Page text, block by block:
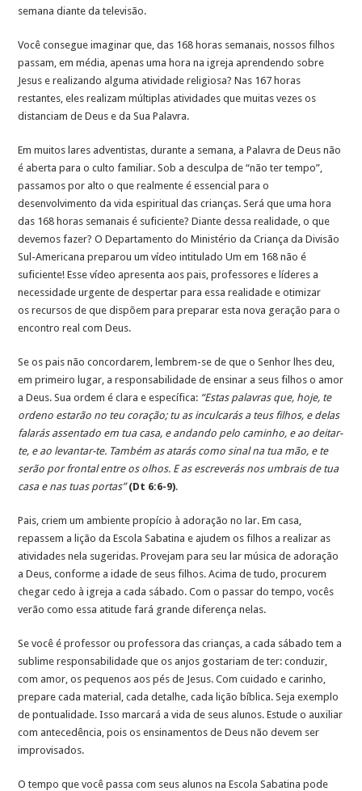
semana diante da televisão.
Você consegue imaginar que, das 168 horas semanais, nossos filhos
passam, em média, apenas uma hora na igreja aprendendo sobre
Jesus e realizando alguma atividade religiosa? Nas 167 horas
restantes, eles realizam múltiplas atividades que muitas vezes os
distanciam de Deus e da Sua Palavra.
Em muitos lares adventistas, durante a semana, a Palavra de Deus não
é aberta para o culto familiar. Sob a desculpa de “não ter tempo”,
passamos por alto o que realmente é essencial para o
desenvolvimento da vida espiritual das crianças. Será que uma hora
das 168 horas semanais é suficiente? Diante dessa realidade, o que
devemos fazer? O Departamento do Ministério da Criança da Divisão
Sul-Americana preparou um vídeo intitulado Um em 168 não é
suficiente! Esse vídeo apresenta aos pais, professores e líderes a
necessidade urgente de despertar para essa realidade e otimizar
os recursos de que dispõem para preparar esta nova geração para o
encontro real com Deus.
Se os pais não concordarem, lembrem-se de que o Senhor lhes deu,
em primeiro lugar, a responsabilidade de ensinar a seus filhos o amor
a Deus. Sua ordem é clara e específica: “Estas palavras que, hoje, te
ordeno estarão no teu coração; tu as inculcarás a teus filhos, e delas
falarás assentado em tua casa, e andando pelo caminho, e ao deitar-
te, e ao levantar-te. Também as atarás como sinal na tua mão, e te
serão por frontal entre os olhos. E as escreverás nos umbrais de tua
casa e nas tuas portas” (Dt 6:6-9).
Pais, criem um ambiente propício à adoração no lar. Em casa,
repassem a lição da Escola Sabatina e ajudem os filhos a realizar as
atividades nela sugeridas. Provejam para seu lar música de adoração
a Deus, conforme a idade de seus filhos. Acima de tudo, procurem
chegar cedo à igreja a cada sábado. Com o passar do tempo, vocês
verão como essa atitude fará grande diferença nelas.
Se você é professor ou professora das crianças, a cada sábado tem a
sublime responsabilidade que os anjos gostariam de ter: conduzir,
com amor, os pequenos aos pés de Jesus. Com cuidado e carinho,
prepare cada material, cada detalhe, cada lição bíblica. Seja exemplo
de pontualidade. Isso marcará a vida de seus alunos. Estude o auxiliar
com antecedência, pois os ensinamentos de Deus não devem ser
improvisados.
O tempo que você passa com seus alunos na Escola Sabatina pode